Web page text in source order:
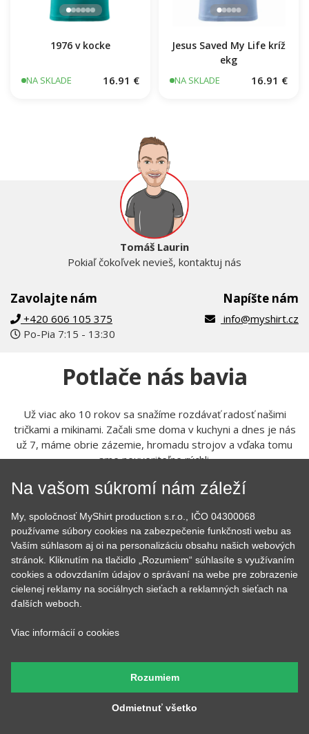
1976 v kocke
NA SKLADE 16.91 €
Jesus Saved My Life kríž
ekg
NA SKLADE 16.91 €
Zavolajte nám
+420 606 105 375
Po-Pia 7:15 - 13:30
Tomáš Laurin
Pokiaľ čokoľvek nevieš, kontaktuj nás
Napíšte nám
info@myshirt.cz
Potlače nás bavia
Už viac ako 10 rokov sa snažíme rozdávať radosť našimi
tričkami a mikinami. Začali sme doma v kuchyni a dnes je nás
už 7, máme obrie zázemie, hromadu strojov a vďaka tomu
Tom
Prijíma objednávky,
budete volať, bude na
Lucka
Na vašom súkromí nám záleží
My, spoločnosť MyShirt production s.r.o., IČO 04300068
používame súbory cookies na zabezpečenie funkčnosti webu as
Vaším súhlasom aj oi na personalizáciu obsahu našich webových
stránok. Kliknutím na tlačidlo „Rozumiem“ súhlasíte s využívaním
cookies a odovzdaním údajov o správaní na webe pre zobrazenie
cielenej reklamy na sociálnych sieťach a reklamných sieťach na
ďalších weboch.
Viac informácií o cookies
Odmietnuť všetko
Rozumiem